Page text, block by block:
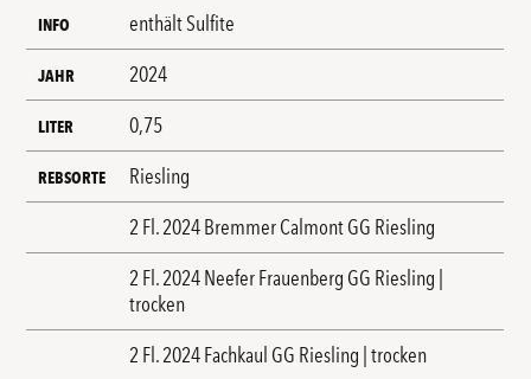
INFO enthält Sulfite
JAHR 2024
LITER 0,75
REBSORTE
Riesling
2 Fl. 2024 Bremmer Calmont GG Riesling
2 Fl. 2024 Neefer Frauenberg GG Riesling |
trocken
2 Fl. 2024 Fachkaul GG Riesling | trocken